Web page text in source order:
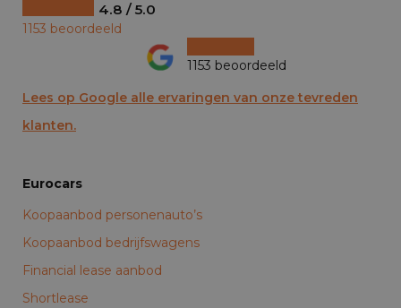
4.8 / 5.0
1153 beoordeeld
1153 beoordeeld
Lees op Google alle ervaringen van onze tevreden
klanten.
Eurocars
Koopaanbod personenauto’s
Koopaanbod bedrijfswagens
Financial lease aanbod
Shortlease